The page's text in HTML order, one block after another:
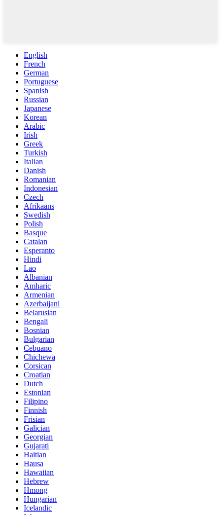
English
French
German
Portuguese
Spanish
Russian
Japanese
Korean
Arabic
Irish
Greek
Turkish
Italian
Danish
Romanian
Indonesian
Czech
Afrikaans
Swedish
Polish
Basque
Catalan
Esperanto
Hindi
Lao
Albanian
Amharic
Armenian
Azerbaijani
Belarusian
Bengali
Bosnian
Bulgarian
Cebuano
Chichewa
Corsican
Croatian
Dutch
Estonian
Filipino
Finnish
Frisian
Galician
Georgian
Gujarati
Haitian
Hausa
Hawaiian
Hebrew
Hmong
Hungarian
Icelandic